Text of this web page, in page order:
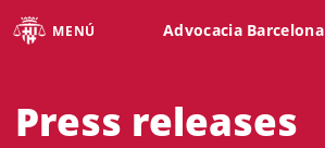
MENÚ Advocacia Barcelona
Press releases